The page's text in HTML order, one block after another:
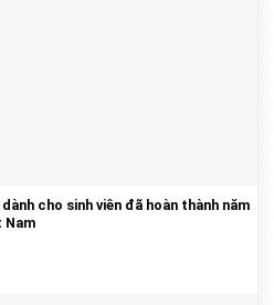
cho sinh viên đã hoàn thành năm
Nam